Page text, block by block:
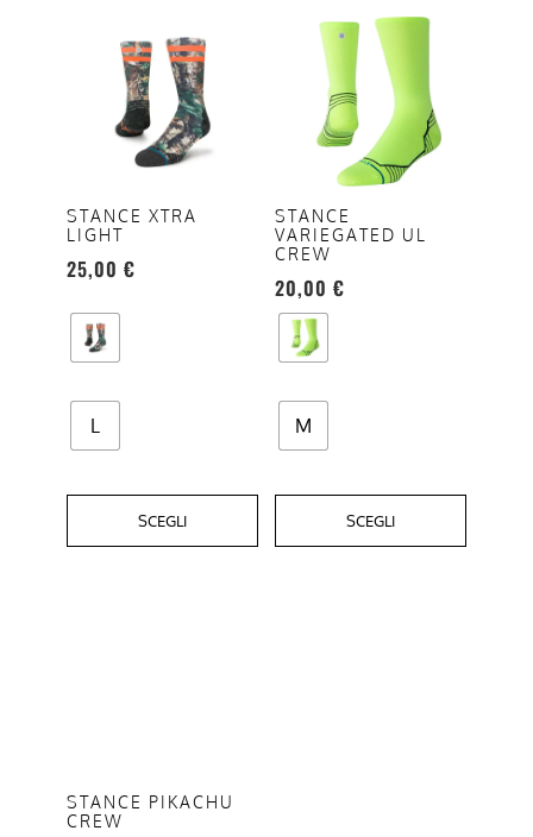
STANCE XTRA
LIGHT
25,00 €
L
SCEGLI
prodotto
varianti.
opzioni
possono
essere
nella
pagina
prodotto
STANCE
VARIEGATED UL
CREW
20,00 €
M
SCEGLI
Questo
prodotto
varianti.
opzioni
possono
essere
scelte
nella
pagina
prodotto
STANCE PIKACHU
CREW
opzioni
possono